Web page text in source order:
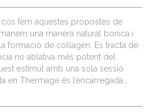
cos fem aquestes propostes de
una manera natural bonica i
formació de col·lagen. Es tracta de
no ablativa més potent del
estímul amb una sola sessió
en Thermage és l’encarregada…